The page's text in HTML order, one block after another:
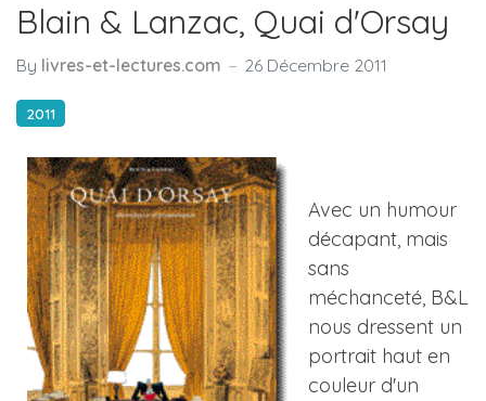
Blain & Lanzac, Quai d'Orsay
By livres-et-lectures.com 26 Décembre 2011
2011
Avec un humour
décapant, mais
sans
méchanceté, B&L
nous dressent un
portrait haut en
couleur d'un